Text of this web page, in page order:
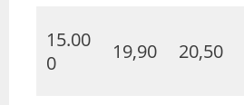
15.00
0
19,90 20,50